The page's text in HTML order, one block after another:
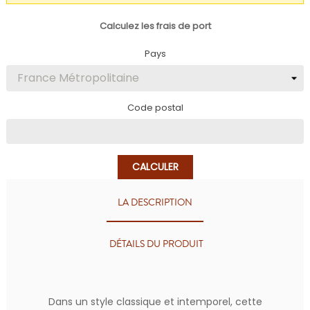
Calculez les frais de port
Pays
Code postal
CALCULER
LA DESCRIPTION
DÉTAILS DU PRODUIT
Dans un style classique et intemporel, cette